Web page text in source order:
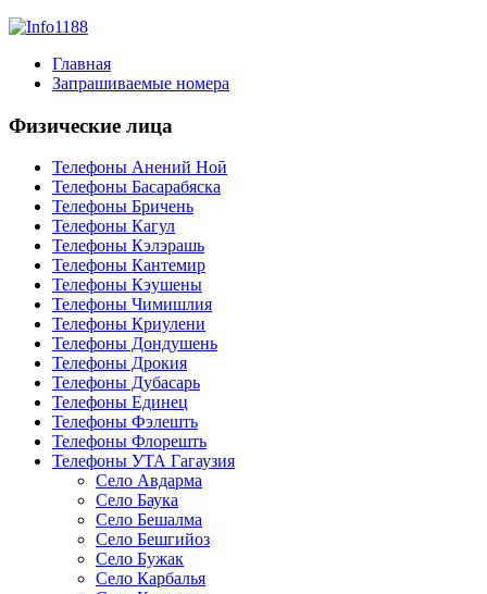
Главная
Запрашиваемые номера
Физические лица
Телефоны Анений Ноӣ
Телефоны Басарабяска
Телефоны Бричень
Телефоны Кагул
Телефоны Кэлэрашь
Телефоны Кантемир
Телефоны Кэушены
Телефоны Чимишлия
Телефоны Криулени
Телефоны Дондушень
Телефоны Дрокия
Телефоны Дубасарь
Телефоны Единец
Телефоны Фэлешть
Телефоны Флорешть
Телефоны УТА Гагаузия
Село Авдарма
Село Баука
Село Бешалма
Село Бешгийоз
Село Бужак
Село Карбалья